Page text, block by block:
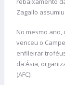
Zagallo
No mesmo ano,
venceu o
enfileirar
da Ásia,
(AFC).